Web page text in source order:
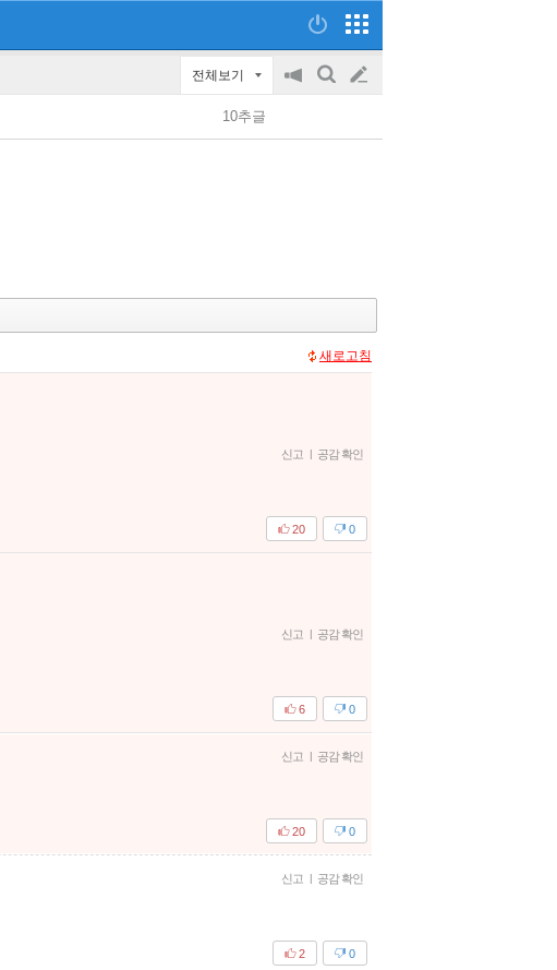
전체보기
공
on/off
검
글
쓰
10추글
새로고침
신고 | 공감 확인
0
20
신고 | 공감 확인
0
6
신고 | 공감 확인
0
20
신고 | 공감 확인
0
2